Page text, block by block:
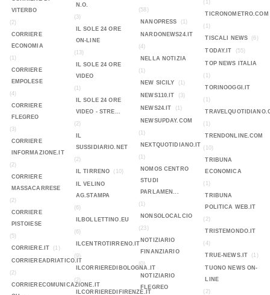
VITERBO
(2)
CORRIERE
ECONOMIA
(1)
CORRIERE
EMPOLESE
(4)
CORRIERE
FLEGREO
(3)
CORRIERE
INFORMAZIONE.IT
(2)
CORRIERE
MASSACARRESE
(2)
CORRIERE
PISTOIESE
(5)
CORRIERE.IT
(1)
CORRIEREADRIATICO.IT
(2)
CORRIERECOMUNICAZIONE.IT
N.O.
(3)
IL SOLE 24 ORE
ON-LINE
(13)
IL SOLE 24 ORE
VIDEO
(1)
IL SOLE 24 ORE
VIDEO - STRE...
(2)
IL
SUSSIDIARIO.NET
(2)
IL TIRRENO
(10)
IL VELINO
AG.STAMPA
(6)
ILBOLLETTINO.EU
(6)
ILCENTROTIRRENO.IT
(9)
ILCORRIEREDIBOLOGNA.IT
(2)
ILCORRIEREDIFIRENZE.IT
(58)
NANOPRESS
(1)
NARDONEWS24.IT
(4)
NELLA NOTIZIA
(1)
NEW SICILY
(1)
NEWS110.IT (3)
NEWS24.IT (1)
NEWSUPDAY.COM
(1)
NEXTQUOTIDIANO.IT
(1)
NOMOS CENTRO
STUDI
PARLAMEN...
(1)
NONSOLOCALCIO
(23)
NOTIZIARIO
FINANZIARIO
(0)
NOTIZIARIO
FLEGREO
(1)
TICRONOMETRO.COM
(1)
TISCALI NEWS
(6)
TODAY.IT (55)
TOP NEWS ITALIA
(1)
TORINOOGGI.IT
(1)
(1)
TRENDONLINE.COM
(10)
TRIBUNA
ECONOMICA
(1)
TRIBUNA
POLITICA WEB.IT
(2)
TRISTEMONDO.IT
(4)
TRUE-NEWS.IT
(1)
TUONO NEWS ON-
LINE
(2)